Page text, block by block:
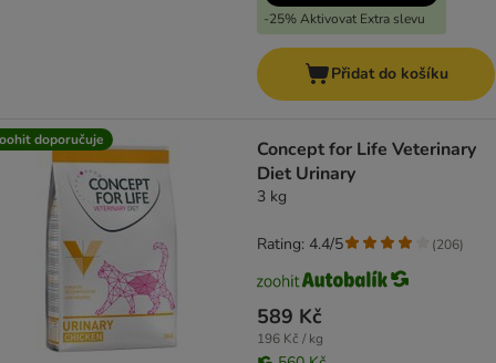
-25% Aktivovat Extra slevu
Přidat do košíku
doporučuje
Concept for Life Veterinary
Diet Urinary
3 kg
589 Kč
196 Kč / kg
Rating: 4.4/5 (206)